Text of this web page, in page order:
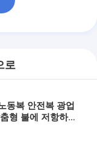
로
동복 안전복 광업
형 불에 저항하는